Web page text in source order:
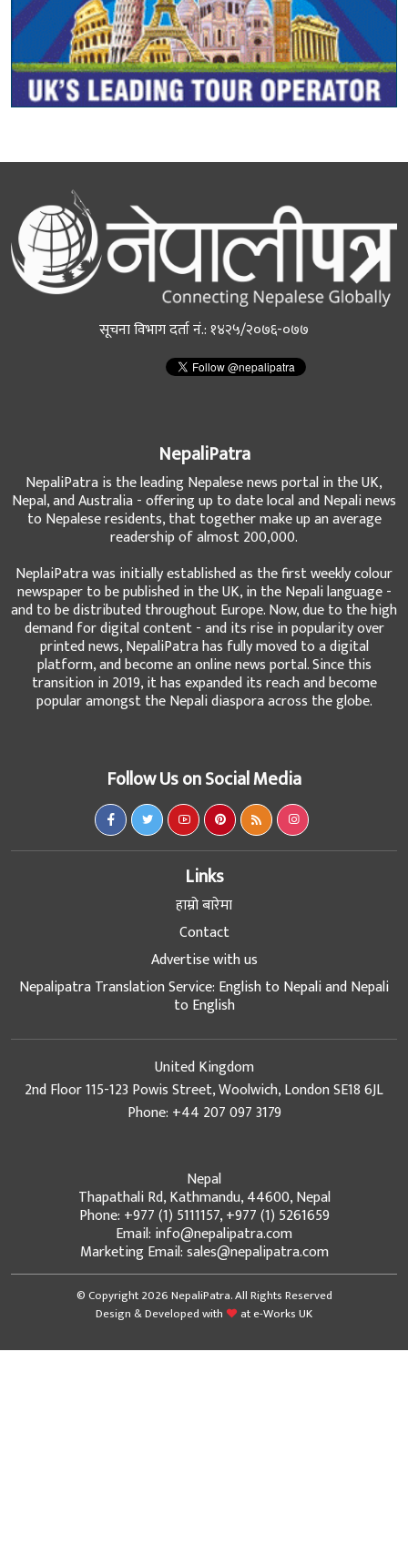
सूचना विभाग दर्ता नं.: १४२५/२०७६-०७७
NepaliPatra
NepaliPatra is the leading Nepalese news portal in the UK,
Nepal, and Australia - offering up to date local and Nepali news
to Nepalese residents, that together make up an average
readership of almost 200,000.
NeplaiPatra was initially established as the first weekly colour
newspaper to be published in the UK, in the Nepali language -
and to be distributed throughout Europe. Now, due to the high
demand for digital content - and its rise in popularity over
printed news, NepaliPatra has fully moved to a digital
platform, and become an online news portal. Since this
transition in 2019, it has expanded its reach and become
popular amongst the Nepali diaspora across the globe.
Follow Us on Social Media
Links
हाम्रो बारेमा
Contact
Advertise with us
Nepalipatra Translation Service: English to Nepali and Nepali
to English
United Kingdom
2nd Floor 115-123 Powis Street, Woolwich, London SE18 6JL
Phone: +44 207 097 3179
Nepal
Thapathali Rd, Kathmandu, 44600, Nepal
Phone: +977 (1) 5111157, +977 (1) 5261659
Email: info@nepalipatra.com
Marketing Email: sales@nepalipatra.com
© Copyright 2026 NepaliPatra. All Rights Reserved
Design & Developed with
ate-Works UK